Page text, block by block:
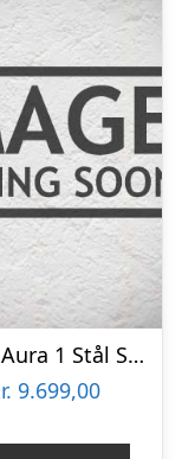
Varde Aura 1 Stål Sort Brændeovn
9.699,00